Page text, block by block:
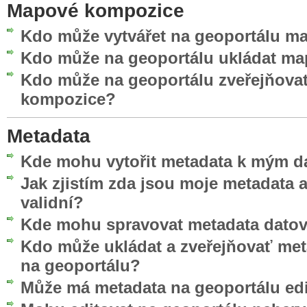
Mapové kompozice
Kdo může vytvářet na geoportálu
Kdo může na geoportálu ukládat
Kdo může na geoportálu
kompozice?
Metadata
Kde mohu vytořit metadata k mým
Jak zjistím zda jsou moje metadata
validní?
Kde mohu spravovat metadata
Kdo může ukládat a zveřejňovať
na geoportálu?
Může má metadata na geoportálu